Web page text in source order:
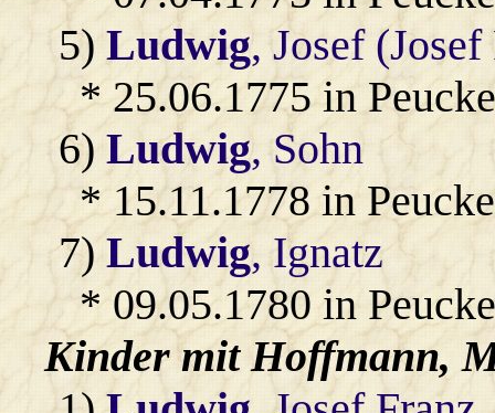
5)Ludwig, Josef
* 25.06.1775 in
6)Ludwig, Sohn
* 15.11.1778 in
7)Ludwig, Ignatz
* 09.05.1780 in
Kinder mit Hoffmann,